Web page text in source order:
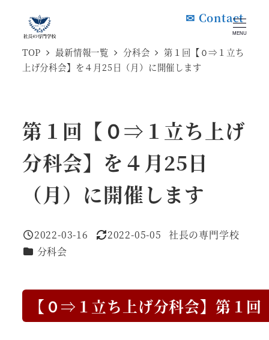
MENU
✉ Contact
TOP 最新情報一覧 分科会
第１回【０⇒１立ち
上げ分科会】を４月25日（月）に開催します
第１回【０⇒１立ち上げ
分科会】を４月25日
（月）に開催します
投稿日
2022-03-16
更新日
2022-05-05
著
社長の専門学校
カテゴリー
分科会
【０⇒１立ち上げ分科会】第１回